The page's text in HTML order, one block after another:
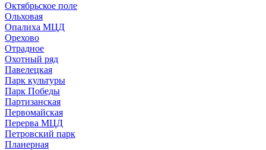
Октябрьское поле
Ольховая
Опалиха МЦД
Орехово
Отрадное
Охотный ряд
Павелецкая
Парк культуры
Парк Победы
Партизанская
Первомайская
Перерва МЦД
Петровский парк
Планерная